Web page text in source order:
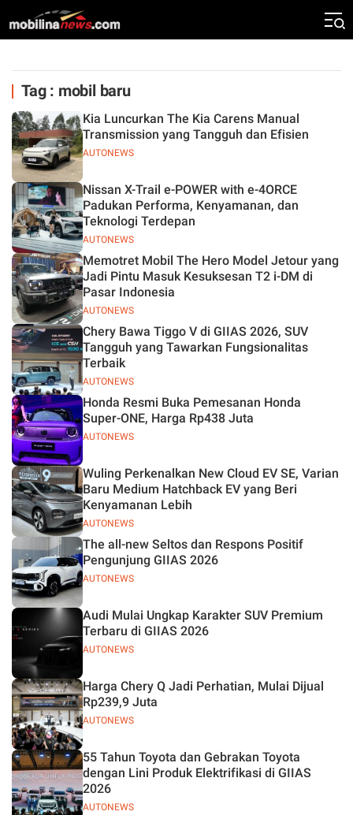
Tag : mobil baru
AUTONEWS
Kia Luncurkan The Kia Carens Manual
Transmission yang Tangguh dan Efisien
AUTONEWS
Nissan X-Trail e-POWER with e-4ORCE
Padukan Performa, Kenyamanan, dan
Teknologi Terdepan
AUTONEWS
Memotret Mobil The Hero Model Jetour yang
Jadi Pintu Masuk Kesuksesan T2 i-DM di
Pasar Indonesia
AUTONEWS
Chery Bawa Tiggo V di GIIAS 2026, SUV
Tangguh yang Tawarkan Fungsionalitas
Terbaik
AUTONEWS
Honda Resmi Buka Pemesanan Honda
Super-ONE, Harga Rp438 Juta
AUTONEWS
Wuling Perkenalkan New Cloud EV SE, Varian
Baru Medium Hatchback EV yang Beri
Kenyamanan Lebih
AUTONEWS
The all-new Seltos dan Respons Positif
Pengunjung GIIAS 2026
AUTONEWS
Audi Mulai Ungkap Karakter SUV Premium
Terbaru di GIIAS 2026
AUTONEWS
Harga Chery Q Jadi Perhatian, Mulai Dijual
Rp239,9 Juta
AUTONEWS
55 Tahun Toyota dan Gebrakan Toyota
dengan Lini Produk Elektrifikasi di GIIAS
2026